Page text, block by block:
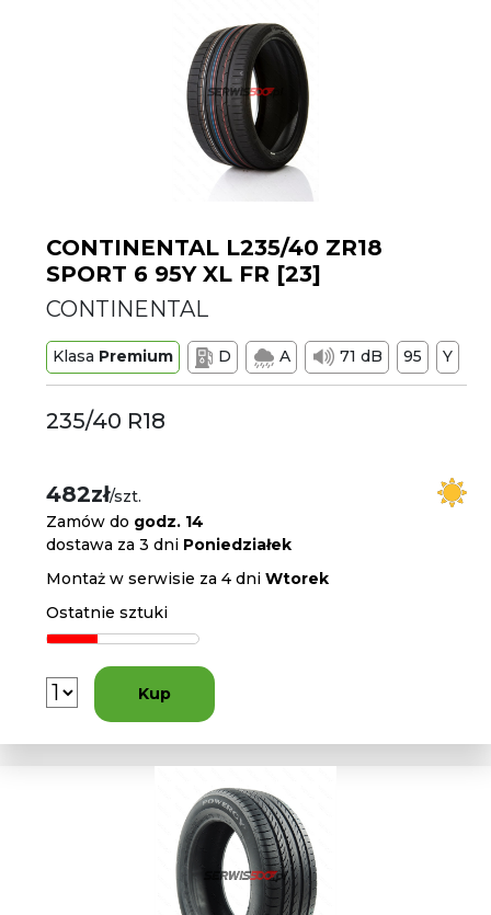
CONTINENTAL L235/40 ZR18
SPORT 6 95Y XL FR [23]
CONTINENTAL
Klasa Premium D A 71 dB 95 Y
235/40 R18
482zł/szt.
Zamów do godz. 14
dostawa za 3 dni Poniedziałek
Montaż w serwisie za 4 dniWtorek
Ostatnie sztuki
Kup